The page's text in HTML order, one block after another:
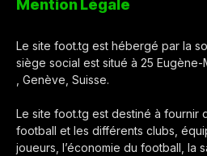
Mention Légale
Le site foot.tg est hébergé par la
siège social est situé à 25 Eugène-
, Genève, Suisse.
Le site foot.tg est destiné à fournir
football et les différents clubs,
joueurs, l’économie du football, la